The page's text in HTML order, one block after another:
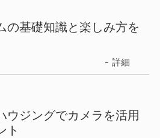
の基礎知識と楽しみ方を
詳細
ウジングでカメラを活用
ト